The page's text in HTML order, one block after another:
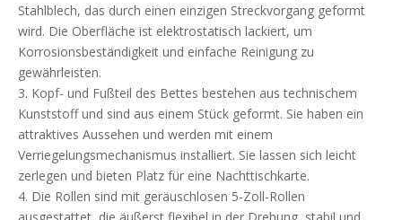
Stahlblech, das durch einen einzigen Streckvorgang geformt
wird. Die Oberfläche ist elektrostatisch lackiert, um
Korrosionsbeständigkeit und einfache Reinigung zu
gewährleisten.
3. Kopf- und Fußteil des Bettes bestehen aus technischem
Kunststoff und sind aus einem Stück geformt. Sie haben ein
attraktives Aussehen und werden mit einem
Verriegelungsmechanismus installiert. Sie lassen sich leicht
zerlegen und bieten Platz für eine Nachttischkarte.
4. Die Rollen sind mit geräuschlosen 5-Zoll-Rollen